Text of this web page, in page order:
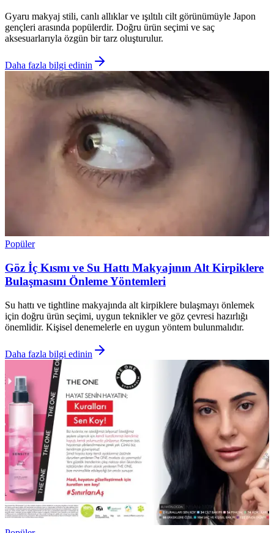
Gyaru makyaj stili, canlı allıklar ve ışıltılı cilt görünümüyle Japon
gençleri arasında popülerdir. Doğru ürün seçimi ve saç
aksesuarlarıyla özgün bir tarz oluşturulur.
Daha fazla bilgi edinin
Popüler
Göz İç Kısmı ve Su Hattı Makyajının Alt Kirpiklere
Bulaşmasını Önleme Yöntemleri
Su hattı ve tightline makyajında alt kirpiklere bulaşmayı önlemek
için doğru ürün seçimi, uygun teknikler ve göz çevresi hazırlığı
önemlidir. Kişisel denemelerle en uygun yöntem bulunmalıdır.
Daha fazla bilgi edinin